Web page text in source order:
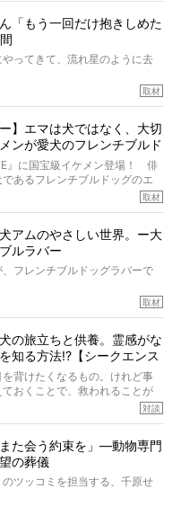
ッグの桃太郎は9歳で脳腫瘍を発
き抜いたのです。旅立ったと
ジェンド級のレジェンドでし
は一度も発作が起きなかったと
ッグだけでなく、脳腫瘍と闘う
与えるに違いありません。桃
さんご夫婦に、治療の選択やケ
かがいました。
「もう一回だけ抱きしめた
ってきて、流れ星のように去
とについて考えたいし、泣き出
ることはできないが、話をき
のもいいだろう。
い子だった、ほんとうに愛し
ご自宅へ伺って、お話をきこう
取材
】エマは犬ではなく、大切
ンが愛犬のフレンチブルド
』に国宝級イケメン登場！ 俳
あるフレンチブルドッグのエ
メロメロとの情報を聞きつけ、
ブル愛をたっぷり語っていただ
と飛び出しました。
取材
アムのやさしい世界。ー大
ルラバー
フレンチブルドッグラバーで
どに、そのフレンチブルドッグ
たく同じであることに、なん
のでした。
きな暮らしを、BUHI編集長の
り取らせていただきます。
取材
の旅立ちと供養。霊感がな
知る方法!?【シークエンス
背けたくなるもの。けれど事
おくことで、救われることが
クエンスはやとも」さんに、愛
ンタビュー。
、大の犬好きで心霊分野の知
対談
また会う約束を」―動物専門
の葬儀
ツッコミを担当する、千原せ